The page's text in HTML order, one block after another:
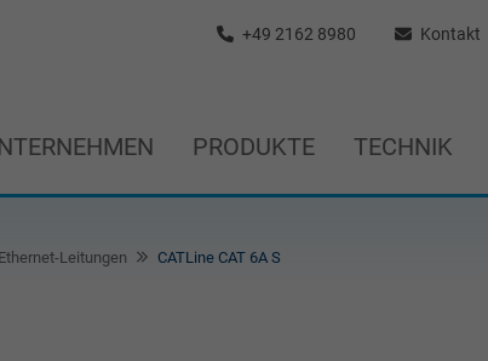
+49 2162 8980 Kontakt
PRODUKTE TECHNIK
Leitungen CATLine CAT 6A S